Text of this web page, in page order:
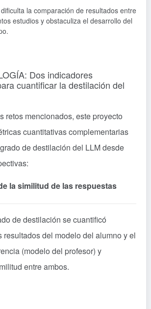
la comparación de resultados entre
estudios y obstaculiza el desarrollo del
Dos indicadores
cuantificar la destilación del
retos mencionados, este proyecto
cuantitativas complementarias
de destilación del LLM desde
la similitud de las respuestas
de destilación se cuantificó
resultados del modelo del alumno y el
(modelo del profesor) y
entre ambos.